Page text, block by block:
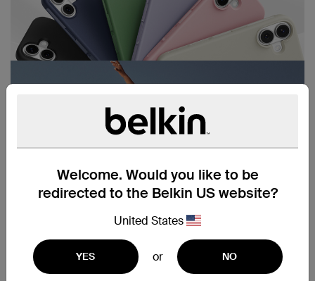
Welcome. Would you like to be
redirected to the Belkin US website?
United States
YES or NO